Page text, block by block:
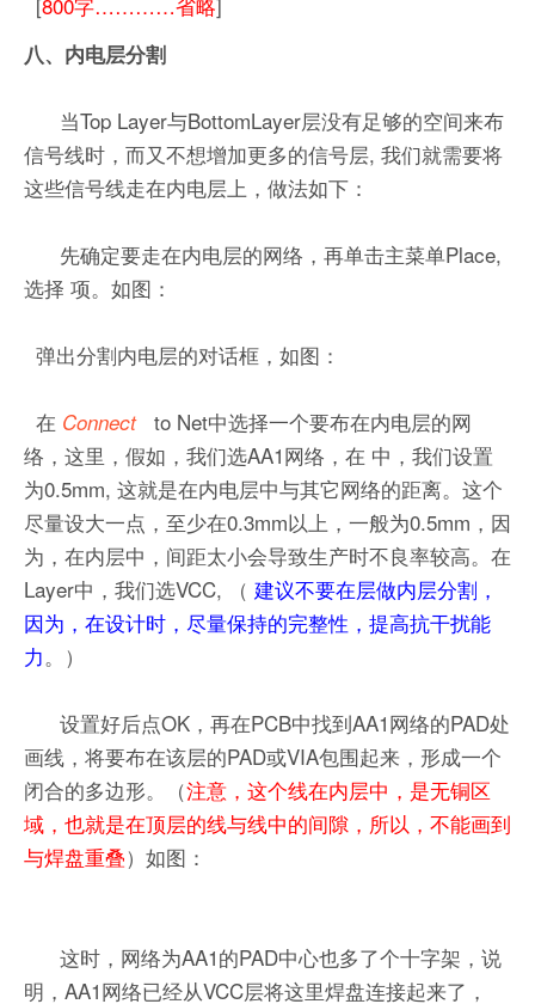
八、内电层分割
当Top Layer与BottomLayer层没有足够的空间来布
信号线时，而又不想增加更多的信号层, 我们就需要将
这些信号线走在内电层上，做法如下：
先确定要走在内电层的网络，再单击主菜单Place,
选择 项。如图：
弹出分割内电层的对话框，如图：
在 Connect to Net中选择一个要布在内电层的网
络，这里，假如，我们选AA1网络，在 中，我们设置
为0.5mm, 这就是在内电层中与其它网络的距离。这个
尽量设大一点，至少在0.3mm以上，一般为0.5mm，因
为，在内层中，间距太小会导致生产时不良率较高。在
Layer中，我们选VCC, （ 建议不要在层做内层分割，
因为，在设计时，尽量保持的完整性，提高抗干扰能
力。）
设置好后点OK，再在PCB中找到AA1网络的PAD处
画线，将要布在该层的PAD或VIA包围起来，形成一个
闭合的多边形。（注意，这个线在内层中，是无铜区
域，也就是在顶层的线与线中的间隙，所以，不能画到
与焊盘重叠）如图：
这时，网络为AA1的PAD中心也多了个十字架，说
明，AA1网络已经从VCC层将这里焊盘连接起来了，